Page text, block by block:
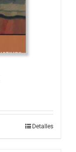
Detalles